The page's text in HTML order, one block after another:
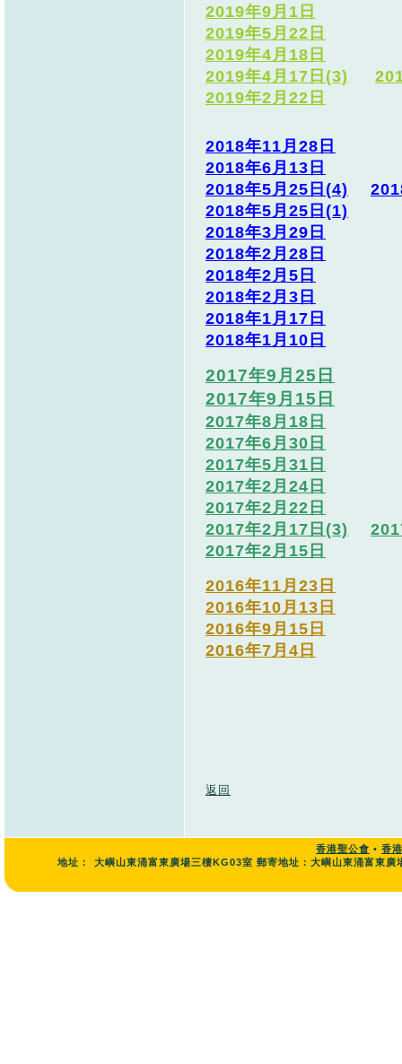
2019年9月1日
2019年5月22日
2019年4月18日
2019年4月17日(3)
2019年2月22日
2018年11月28日
2018年6月13日
2018年5月25日(4)
2018年5月25日(1)
2018年3月29日
2018年2月28日
2018年2月5日
2018年2月3日
2018年1月17日
2018年1月10日
2017年9月25日
2017年9月15日
2017年8月18日
2017年6月30日
2017年5月31日
2017年2月24日
2017年2月22日
2017年2月17日(3)
2017年2月15日
2016年11月23日
2016年10月13日
2016年9月15日
2016年7月4日
返回
香港聖公會 • 香
地址：
大嶼山東涌富東廣場三樓KG03室 郵寄地址：大嶼山東涌富東